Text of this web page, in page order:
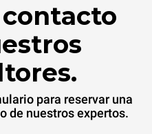
para reservar una
de nuestros expertos.